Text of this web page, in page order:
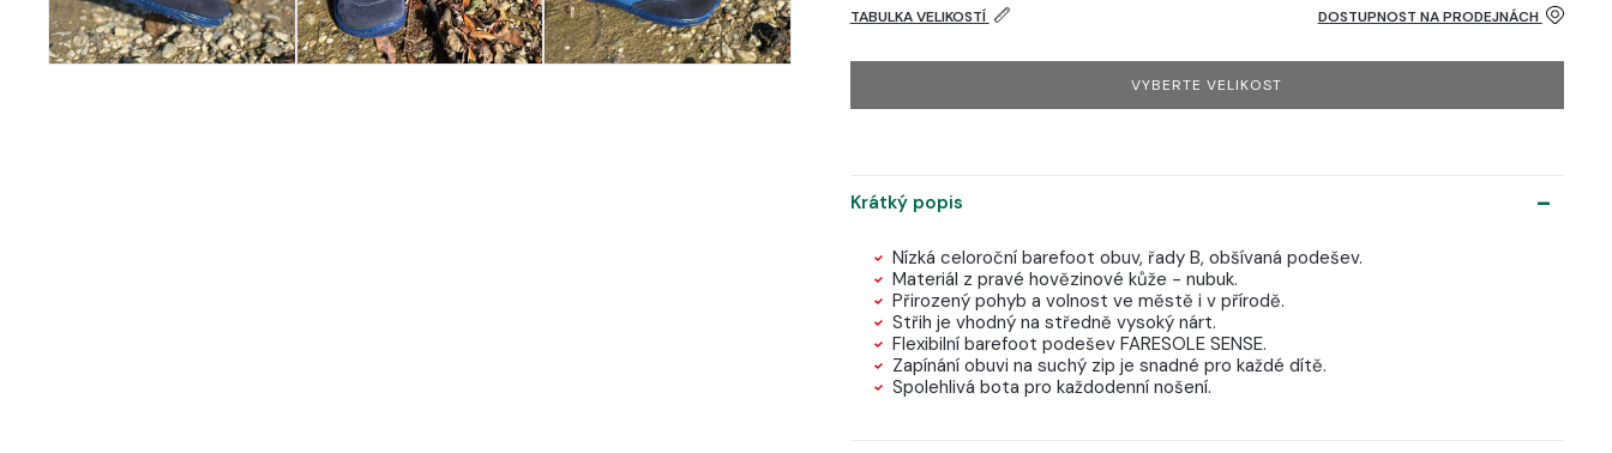
TABULKA VELIKOSTÍ DOSTUPNOST NA PRODEJNÁCH
VYBERTE VELIKOST
Krátký popis
Nízká celoroční barefoot obuv, řady B, obšívaná podešev.
Materiál z pravé hovězinové kůže - nubuk.
Přirozený pohyb a volnost ve městě i v přírodě.
Střih je vhodný na středně vysoký nárt.
Flexibilní barefoot podešev FARESOLE SENSE.
Zapínání obuvi na suchý zip je snadné pro každé dítě.
Spolehlivá bota pro každodenní nošení.